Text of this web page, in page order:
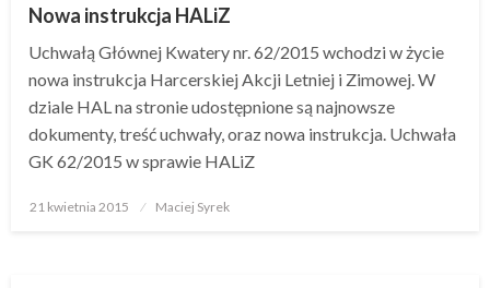
Nowa instrukcja HALiZ
Uchwałą Głównej Kwatery nr. 62/2015 wchodzi w życie
nowa instrukcja Harcerskiej Akcji Letniej i Zimowej. W
dziale HAL na stronie udostępnione są najnowsze
dokumenty, treść uchwały, oraz nowa instrukcja. Uchwała
GK 62/2015 w sprawie HALiZ
Opublikowane
21 kwietnia 2015 Maciej Syrek